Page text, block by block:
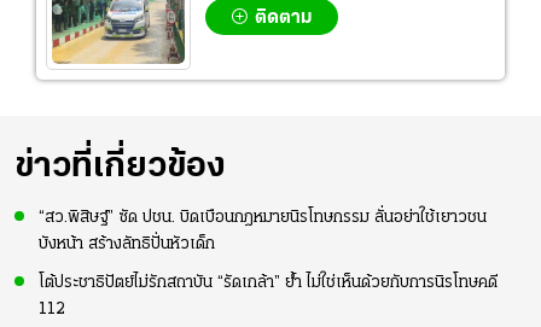
ติดตาม
ข่าวที่เกี่ยวข้อง
“สว.พิสิษฐ์” ซัด ปชน. บิดเบือนกฎหมายนิรโทษกรรม ลั่นอย่าใช้เยาวชน
บังหน้า สร้างลัทธิปั่นหัวเด็ก
โต้ประชาธิปัตย์ไม่รักสถาบัน “รัดเกล้า” ย้ำ ไม่ใช่เห็นด้วยกับการนิรโทษคดี
112